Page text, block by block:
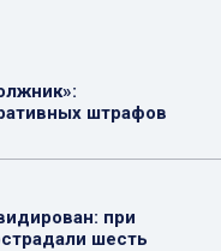
штрафов
при
шесть